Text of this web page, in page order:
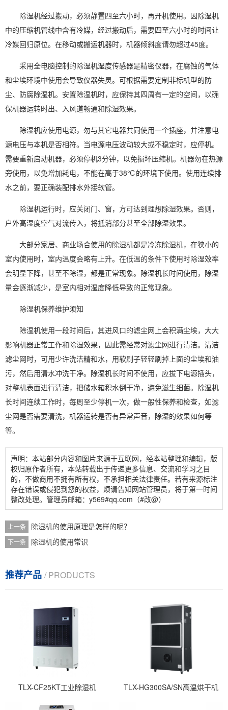
除湿机经过搬动，必须静置四至六小时，再开机使用。因除湿机
中的压缩机管线中含有冷媒，经过搬动后，需要四至六小时的时间让
冷媒回归原位。在移动或搬运机器时，机器倾斜度请勿超过45度。
采用全电脑控制的除湿机湿度传感器是精密仪器，在腐蚀的气体
和尘埃环境中使用会导致仪器失灵。可根据需要定制非标机型的防
尘、 防腐除湿机。安置除湿机时，应保持其四周有一定的空间，以确
保机器运转时出、入风道畅通和除湿效果。
除湿机应使用电源，勿与其它电器共同使用一个插座，并注意电
源电压与本机是否相符。当电源电压波动较大或不稳定时，应停机。
需要重新启动机器，必须停机3分钟，以免损坏压缩机。机器勿在热源
旁使用，以免增加耗电，不能在高于38℃的环境下使用。使用连续排
水之前，要正确装配排水外接软管。
除湿机运行时，应关闭门、窗，方可达到理想除湿效果。否则，
户外高湿度空气对流传入，将抵消部分甚至全部除湿效果。
大部分家居、商业场合使用的除湿机都是冷冻除湿机，在狭小的
室内使用时，室内温度会略有上升。在低温的条件下使用时除湿效率
会明显下降，甚至不除湿，都是正常现象。除湿机长时间使用，除湿
量会逐渐减少，是室内相对湿度降低导致的正常现象。
除湿机保养维护须知
除湿机使用一段时间后，其进风口的滤尘网上会积满尘埃，大大
影响机器正常工作和除湿效果，因此需经常对滤尘网进行清洁。清洁
滤尘网时，可用少许洗洁精和水，用软刷子轻轻刷掉上面的尘埃和油
污，然后用清水冲洗干净。除湿机长时间不使用，应拔下电源插头，
对整机表面进行清洁，把储水箱积水倒干净，避免滋生细菌。除湿机
长时间连续工作时，每周至少停机一次，做一般性保养和检查，如滤
尘网是否需要清洗，机器运转是否有异常声音，除湿的效果如何等
等。
声明：本站部分内容和图片来源于互联网，经本站整理和编辑，版
权归原作者所有，本站转载出于传递更多信息、交流和学习之目
的，不做商用不拥有所有权，不承担相关法律责任。若有来源标注
存在错误或侵犯到您的权益，烦请告知网站管理员，将于第一时间
整改处理。管理员邮箱：y569#qq.com（#改@）
上一条 除湿机的使用原理是怎样的呢？
下一条 除湿机的使用常识
推荐产品 / PRODUCTS
TLX-CF25KT工业除湿机 TLX-HG300SA/SN高温烘干机